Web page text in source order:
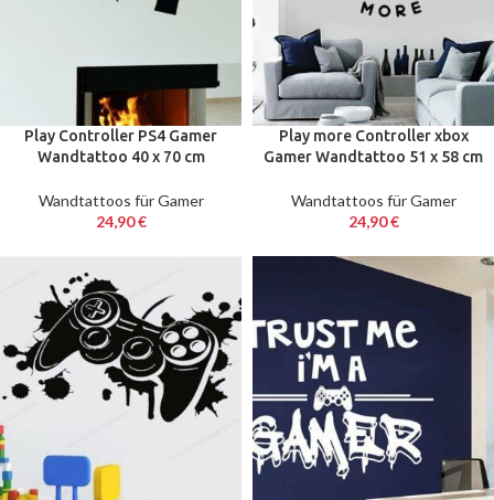
Play Controller PS4 Gamer
Wandtattoo 40 x 70 cm
Wandtattoos für Gamer
24,90€
Play more Controller xbox
Gamer Wandtattoo 51 x 58 cm
Wandtattoos für Gamer
24,90€